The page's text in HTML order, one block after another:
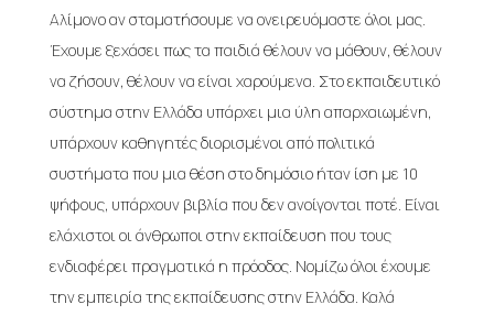
Αλίμονο αν σταματήσουμε να ονειρευόμαστε όλοι μας.
Έχουμε ξεχάσει πως τα παιδιά θέλουν να μάθουν, θέλουν
να ζήσουν, θέλουν να είναι χαρούμενα. Στο εκπαιδευτικό
σύστημα στην Ελλάδα υπάρχει μια ύλη απαρχαιωμένη,
υπάρχουν καθηγητές διορισμένοι από πολιτικά
συστήματα που μια θέση στο δημόσιο ήταν ίση με 10
ψήφους, υπάρχουν βιβλία που δεν ανοίγονται ποτέ. Είναι
ελάχιστοι οι άνθρωποι στην εκπαίδευση που τους
ενδιαφέρει πραγματικά η πρόοδος. Νομίζω όλοι έχουμε
την εμπειρία της εκπαίδευσης στην Ελλάδα. Καλά